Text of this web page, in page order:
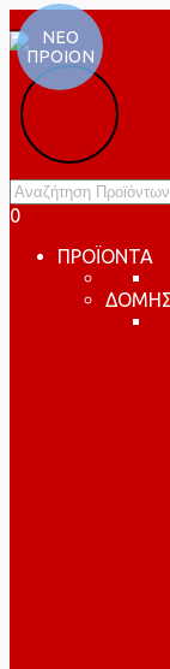
Products
search
0
ΠΡΟΪΟΝΤΑ
ΝΕΟ
ΠΡΟΙΟΝ